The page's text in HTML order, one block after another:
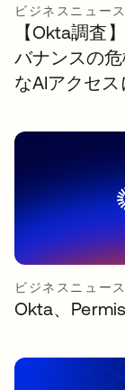
ビジネスニュース
【Okta調査
バナンスの
なAIアクセ
ビジネスニュース
Okta、